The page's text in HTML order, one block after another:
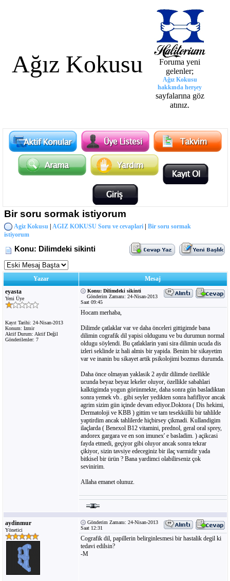
Ağız Kokusu
Foruma yeni
gelenler;
Ağız Kokusu
hakkında herşey
sayfalarına göz
atınız.
Bir soru sormak istiyorum
Agiz Kokusu| AGIZ KOKUSU Soru ve cevaplari| Bir soru sormak
istiyorum
Konu: Dilimdeki sikinti
Yazar
Mesaj
eyasta
Yeni Üye
Kayıt Tarihi: 24-Nisan-2013
Konum: Izmir
Aktif Durum: Aktif Değil
Gönderilenler: 7
Konu: Dilimdeki sikinti
Gönderim Zamanı: 24-Nisan-2013
Saat 09:45
Hocam merhaba,
Dilimde çatlaklar var ve daha önceleri gittigimde bana
dilimin cografik dil yapisi oldugunu ve bu durumun normal
oldugu söylendi. Bu çatlaklarin yani sira dilimin ucuda dis
izleri seklinde iz hali almis bir yapida. Benim bir sikayetim
var ve inanin bu sikayet artik psikolojimi bozmus durumda.
Daha önce olmayan yaklasik 2 aydir dilimde özellikle
ucunda beyaz beyaz lekeler oluyor, özellikle sabahlari
kalktigimda yogun görünmekte, daha sonra gün basladiktan
sonra yemek vb.. gibi seyler yedikten sonra hafifliyor ancak
agrim sizim gün içinde devam ediyor.Doktora ( Dis hekimi,
Dermatoloji ve KBB ) gittim ve tam tesekküllü bir tahlilde
yaptirdim ancak tahlilerde hiçbirsey çikmadi. Kullandigim
ilaçlarda ( Benexol B12 vitamini, prednol, geral oral sprey,
andorex gargara ve en son imunex' e basladim. ) açikcasi
fayda etmedi, geçiyor gibi oluyor ancak sonra tekrar
çikiyor, sizin tavsiye edeceginiz bir ilaç varmidir yada
bitkisel bir ürün ? Bana yardimci olabilirseniz çok
sevinirim.
Allaha emanet olunuz.
aydinmur
Yönetici
Gönderim Zamanı: 24-Nisan-2013
Saat 12:31
Cografik dil, papillerin belirginlesmesi bir hastalik degil ki
tedavi edilsin?
-M